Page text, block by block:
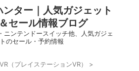
ンター｜人気ガジェット
セール情報ブログ
ニンテンドースイッチ他、人気ガジェ
のセール・予約情報
（プレイステーションVR） >